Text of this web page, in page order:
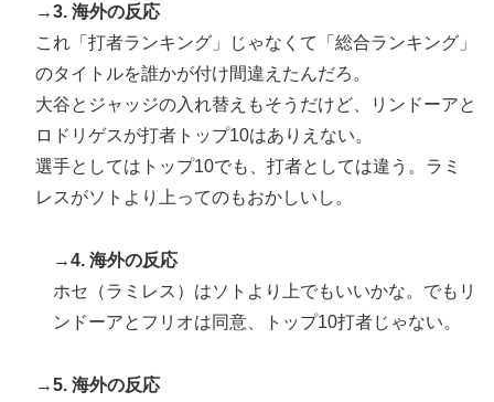
→3. 海外の反応
これ「打者ランキング」じゃなくて「総合ランキング」
のタイトルを誰かが付け間違えたんだろ。
大谷とジャッジの入れ替えもそうだけど、リンドーアと
ロドリゲスが打者トップ10はありえない。
選手としてはトップ10でも、打者としては違う。ラミ
レスがソトより上ってのもおかしいし。
→4. 海外の反応
ホセ（ラミレス）はソトより上でもいいかな。でもリ
ンドーアとフリオは同意、トップ10打者じゃない。
→5. 海外の反応